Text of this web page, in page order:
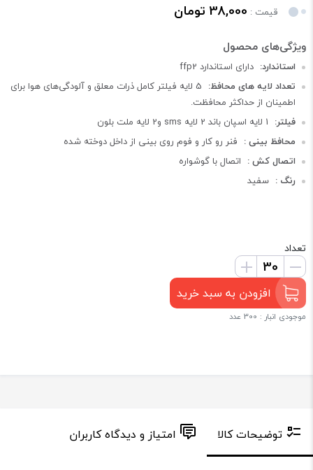
قیمت : 38,000 تومان
استاندارد: دارای استاندارد ffp2
تعداد لایه های محافظ:
5 لایه فیلتر کامل ذرات معلق و آلودگی‌های هوا برای
اطمینان از حداکثر محافظت.
فیلتر: 1 لایه اسپان باند 2 لایه sms و2 لایه ملت بلون
محافظ بینی : فنر رو کار و فوم روی بینی از داخل دوخته شده
اتصال کش : اتصال با گوشواره
رنگ : سفید
تعداد
افزودن به سبد خرید
موجودی انبار : 300 عدد
توضیحات کالا امتیاز و دیدگاه کاربران